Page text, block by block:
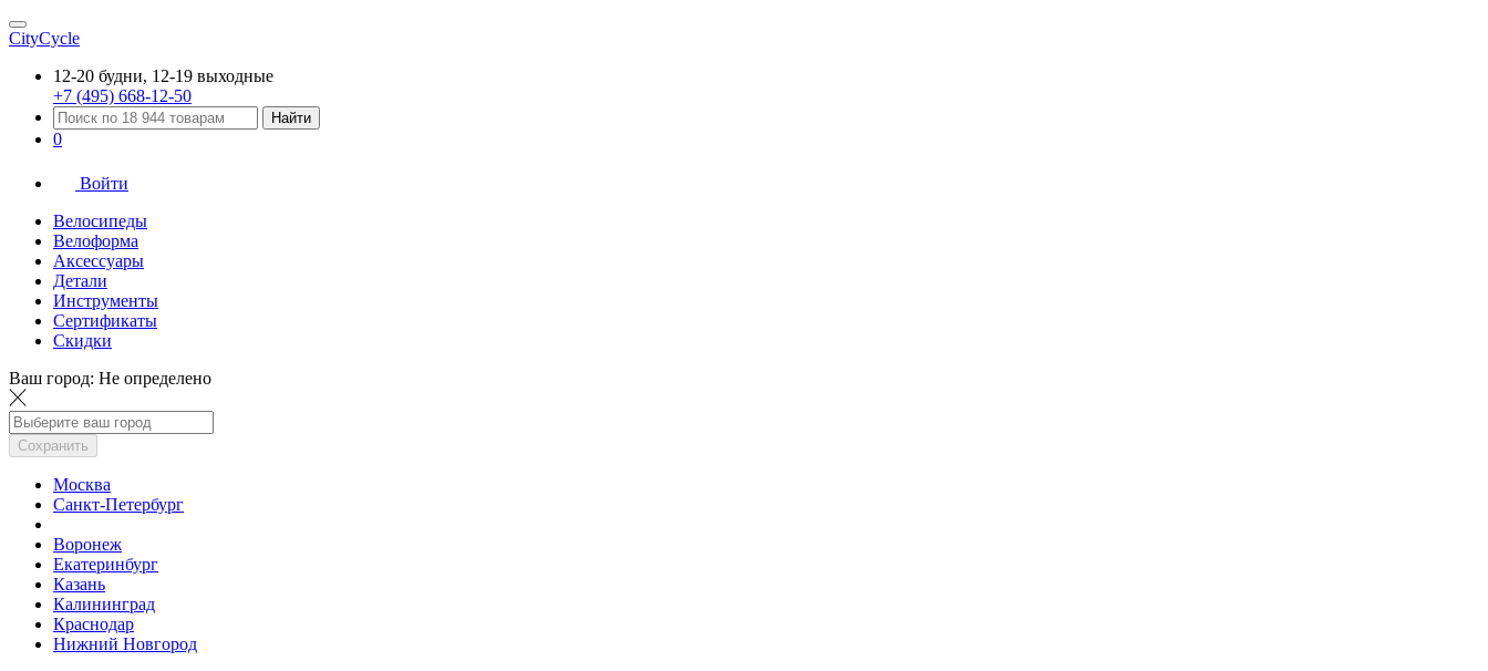
CityCycle
12-20 будни, 12-19 выходные
+7 (495) 668-12-50
Найти
0
Войти
Велосипеды
Велоформа
Аксессуары
Детали
Инструменты
Сертификаты
Скидки
Ваш город: Не определено
Сохранить
Москва
Санкт-Петербург
Воронеж
Екатеринбург
Казань
Калининград
Краснодар
Нижний Новгород